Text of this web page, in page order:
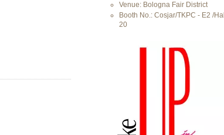
Venue: Bologna Fair District
Booth No.: Cosjar/TKPC - E2 /Hall
20